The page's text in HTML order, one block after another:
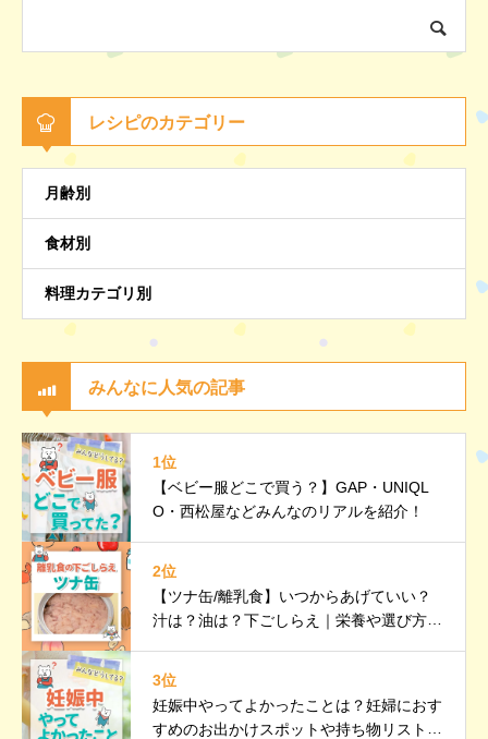
レシピのカテゴリー
月齢別
食材別
料理カテゴリ別
みんなに人気の記事
1位
【ベビー服どこで買う？】GAP・UNIQL
O・西松屋などみんなのリアルを紹介！
2位
【ツナ缶/離乳食】いつからあげていい？
汁は？油は？下ごしらえ｜栄養や選び方、
3位
妊娠中やってよかったことは？妊婦におす
すめのお出かけスポットや持ち物リストも